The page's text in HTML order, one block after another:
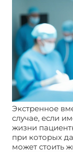
Экстренное
случае, если
жизни
при которых
может стоить